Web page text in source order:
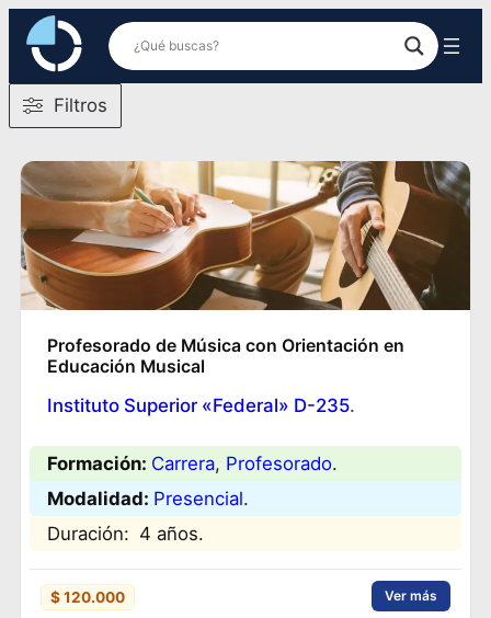
Saltar
contenido
Filtros
Profesorado de Música con Orientación en
Educación Musical
Instituto Superior «Federal» D-235.
Formación: Carrera, Profesorado.
Modalidad: Presencial.
Duración: 4 años.
$ 120.000 Ver más